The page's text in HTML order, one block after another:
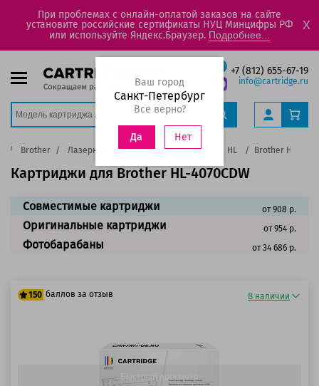
При проблемах с онлайн-оплатой заказов на сайте
установите российские сертификаты НУЦ Минцифры РФ
или используйте Яндекс.Браузер. Подробнее...
X
+7 (812) 655-67-19
info@cartridge.ru
Ваш город
Санкт-Петербург
Все верно?
Да Нет
Brother Лазерные цветные принтеры, МФУ HL Brother HL-
Картриджи для Brother HL-4070CDW
Совместимые картриджи от 908 р.
Оригинальные картриджи от 954 р.
Фотобарабаны от 34 686 р.
150 баллов за отзыв В наличии
Быстрый просмотр